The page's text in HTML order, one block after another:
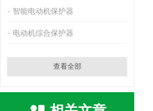
智能电动机保护器
电动机综合保护器
查看全部